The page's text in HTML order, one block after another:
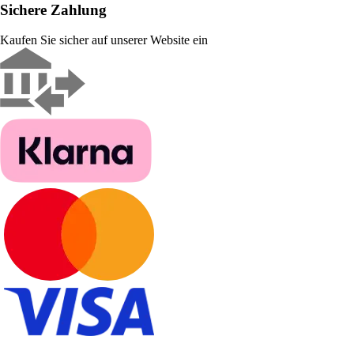
Sichere Zahlung
Kaufen Sie sicher auf unserer Website ein